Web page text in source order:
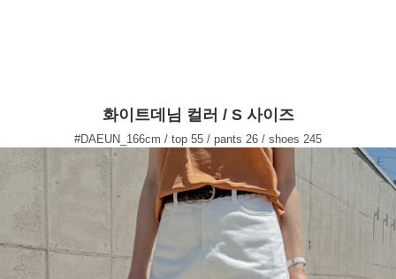
화이트데님 컬러 / S 사이즈
#DAEUN_166cm / top 55 / pants 26 / shoes 245